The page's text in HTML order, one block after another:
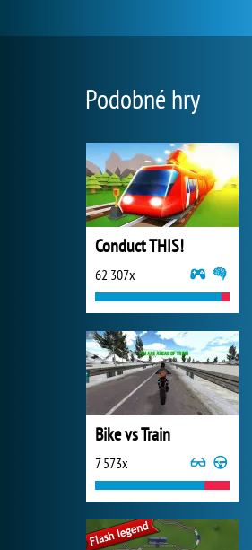
Podobné hry
Conduct THIS!
62 307x
Bike vs Train
7 573x